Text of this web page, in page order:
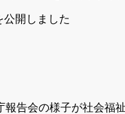
公開しました